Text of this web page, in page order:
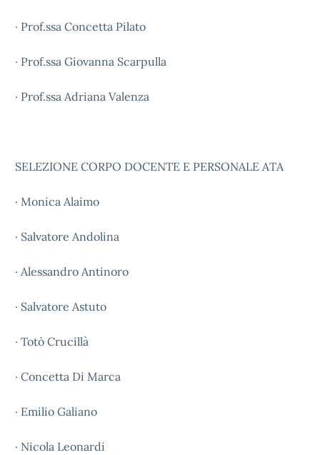
· Prof.ssa Concetta Pilato
· Prof.ssa Giovanna Scarpulla
· Prof.ssa Adriana Valenza
SELEZIONE CORPO DOCENTE E PERSONALE ATA
· Monica Alaimo
· Salvatore Andolina
· Alessandro Antinoro
· Salvatore Astuto
· Totò Crucillà
· Concetta Di Marca
· Emilio Galiano
· Nicola Leonardi